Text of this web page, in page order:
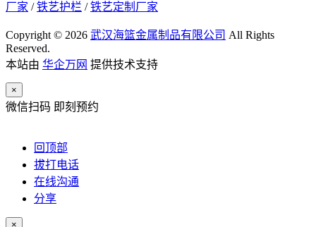
厂家 /铁艺护栏 /铁艺定制厂家
Copyright © 2026 武汉海篮金属制品有限公司 All Rights
Reserved.
本站由 华企万网 提供技术支持
×
微信扫码 即刻预约
回顶部
拔打电话
在线沟通
分享
×